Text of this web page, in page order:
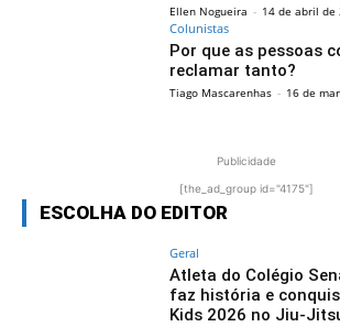
Ellen Nogueira - 14 de abril de
Colunistas
Por que as pessoas
reclamar tanto?
Tiago Mascarenhas - 16 de
Publicidade
[the_ad_group id="4175"]
ESCOLHA DO EDITOR
Geral
Atleta do Colégio
faz história e
Kids 2026 no Jiu-